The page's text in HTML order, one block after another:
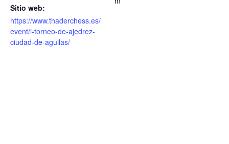
Sitio web:
https://www.thaderchess.es/
event/i-torneo-de-ajedrez-
ciudad-de-aguilas/